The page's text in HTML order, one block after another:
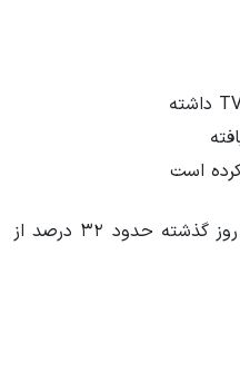
همچنین پروژه Ether.fi طی ۳۰ روز گذشته حدود ۳۲ درصد از